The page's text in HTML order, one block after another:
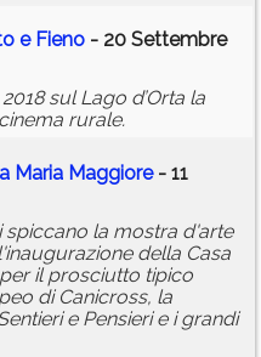
e Fieno - 20 Settembre
sul Lago d’Orta la
rurale.
Maria Maggiore- 11
spiccano la mostra d'arte
della Casa
il prosciutto tipico
di Canicross, la
e Pensieri e i grandi